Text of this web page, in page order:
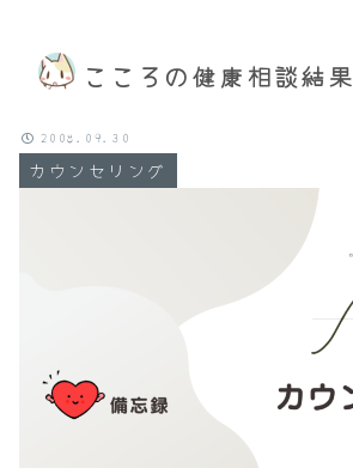
こころの健康相談結果
カウンセリング
2008.09.30